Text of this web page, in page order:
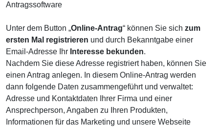
Antragssoftware
Unter dem Button „Online-Antrag“ können Sie sich zum
ersten Mal registrieren und durch Bekanntgabe einer
Email-Adresse Ihr Interesse bekunden.
Nachdem Sie diese Adresse registriert haben, können Sie
einen Antrag anlegen. In diesem Online-Antrag werden
dann folgende Daten zusammengeführt und verwaltet:
Adresse und Kontaktdaten Ihrer Firma und einer
Ansprechperson, Angaben zu Ihren Produkten,
Informationen für das Marketing und unsere Webseite